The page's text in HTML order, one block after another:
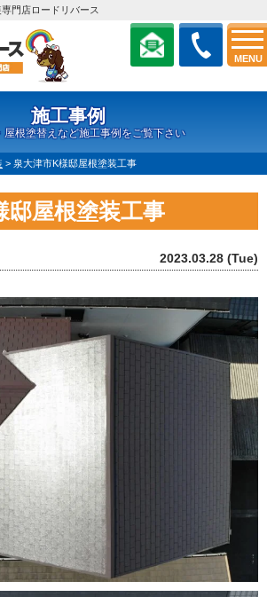
MENU
門店ロードリバース
施工事例
屋根塗替えなど施工事例をご覧下さい
> 泉大津市K様邸屋根塗装工事
邸屋根塗装工事
2023.03.28 (Tue)